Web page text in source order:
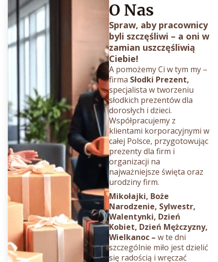
O Nas
Spraw, aby pracownicy
byli szczęśliwi – a oni w
zamian uszczęśliwią
Ciebie!
A pomożemy Ci w tym my –
firma Słodki Prezent,
specjalista w tworzeniu
słodkich prezentów dla
dorosłych i dzieci.
Współpracujemy z
klientami korporacyjnymi w
całej Polsce, przygotowując
prezenty dla firm i
organizacji na
najważniejsze święta oraz
urodziny firm.
Mikołajki, Boże
Narodzenie, Sylwestr,
Walentynki, Dzień
Kobiet, Dzień Mężczyzny,
Wielkanoc – w te dni
szczególnie miło jest dzielić
się radością i wręczać